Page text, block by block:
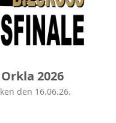
2026
den 16.06.26.